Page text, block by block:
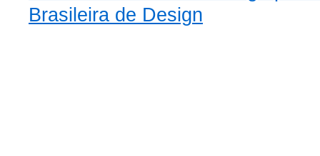
Brasileira de Design